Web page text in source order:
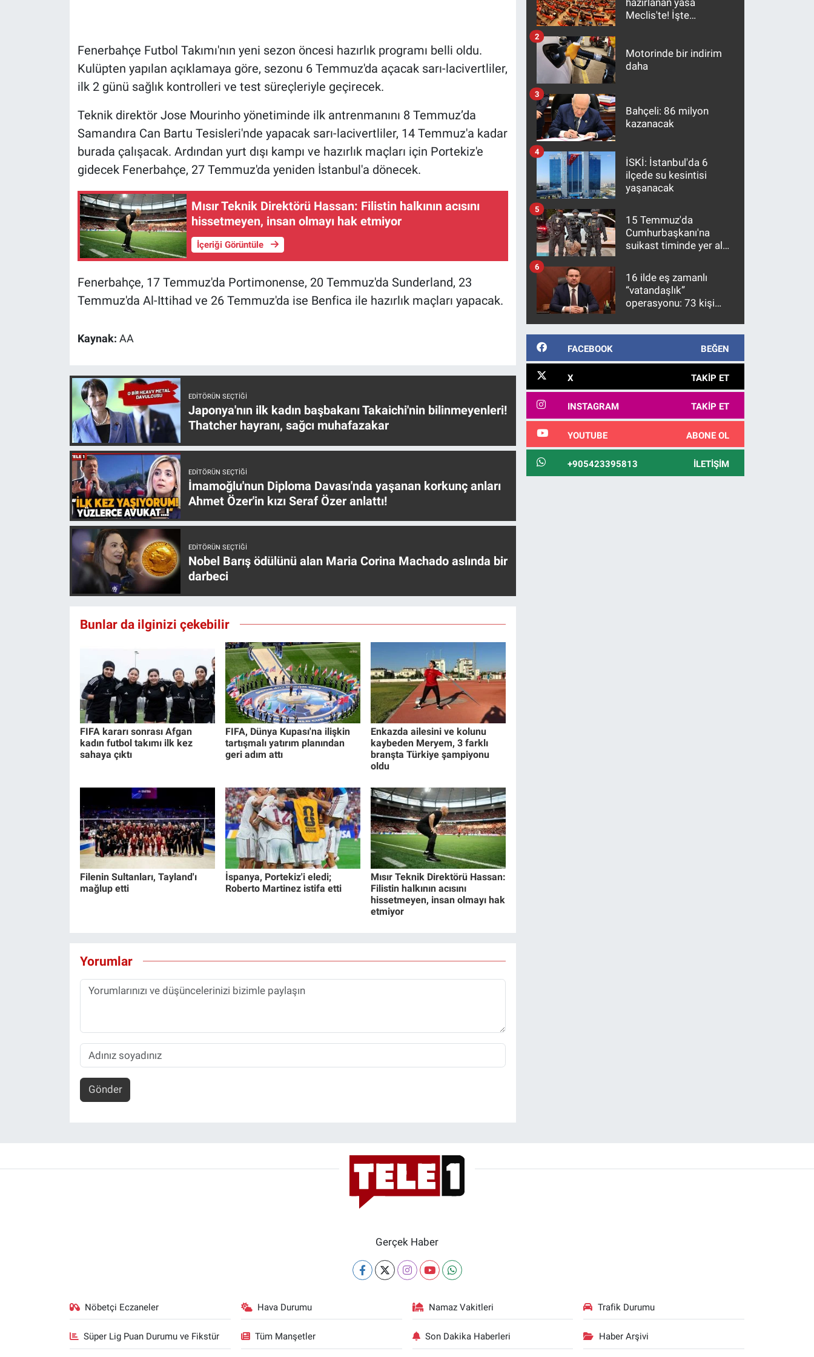
Fenerbahçe Futbol Takımı'nın yeni sezon öncesi hazırlık programı belli oldu.
Kulüpten yapılan açıklamaya göre, sezonu 6 Temmuz'da açacak sarı-lacivertliler,
ilk 2 günü sağlık kontrolleri ve test süreçleriyle geçirecek.
Teknik direktör Jose Mourinho yönetiminde ilk antrenmanını 8 Temmuz’da
Samandıra Can Bartu Tesisleri'nde yapacak sarı-lacivertliler, 14 Temmuz'a kadar
burada çalışacak. Ardından yurt dışı kampı ve hazırlık maçları için Portekiz'e
gidecek Fenerbahçe, 27 Temmuz'da yeniden İstanbul'a dönecek.
Mısır Teknik Direktörü Hassan: Filistin halkının acısını
hissetmeyen, insan olmayı hak etmiyor
İçeriği Görüntüle
Fenerbahçe, 17 Temmuz'da Portimonense, 20 Temmuz'da Sunderland, 23
Temmuz'da Al-Ittihad ve 26 Temmuz'da ise Benfica ile hazırlık maçları yapacak.
Kaynak: AA
EDITÖRÜN SEÇTIĞI
Japonya'nın ilk kadın başbakanı Takaichi'nin bilinmeyenleri!
Thatcher hayranı, sağcı muhafazakar
EDITÖRÜN SEÇTIĞI
İmamoğlu'nun Diploma Davası'nda yaşanan korkunç anları
Ahmet Özer'in kızı Seraf Özer anlattı!
EDITÖRÜN SEÇTIĞI
Nobel Barış ödülünü alan Maria Corina Machado aslında bir
darbeci
Bunlar da ilginizi çekebilir
FIFA kararı sonrası Afgan
kadın futbol takımı ilk kez
sahaya çıktı
FIFA, Dünya Kupası'na ilişkin
tartışmalı yatırım planından
geri adım attı
Enkazda ailesini ve kolunu
kaybeden Meryem, 3 farklı
branşta Türkiye şampiyonu
oldu
Filenin Sultanları, Tayland'ı
mağlup etti
İspanya, Portekiz'i eledi;
Roberto Martinez istifa etti
Mısır Teknik Direktörü Hassan:
Filistin halkının acısını
hissetmeyen, insan olmayı hak
etmiyor
Yorumlar
Gönder
Meclis'te! İşte
Motorinde bir indirim
daha
2
Bahçeli: 86 milyon
kazanacak
3
İSKİ: İstanbul'da 6
ilçede su kesintisi
yaşanacak
4
15 Temmuz'da
Cumhurbaşkanı'na
suikast timinde yer alan
10 yıl sonra yakalandı
5
16 ilde eş zamanlı
“vatandaşlık”
operasyonu: 73 kişi
6
FACEBOOK BEĞEN
X TAKIP ET
INSTAGRAM TAKIP ET
YOUTUBE ABONE OL
+905423395813 İLETIŞIM
Gerçek Haber
Nöbetçi Eczaneler Hava Durumu Namaz Vakitleri Trafik Durumu
Süper Lig Puan Durumu ve Fikstür Tüm Manşetler Son Dakika Haberleri Haber Arşivi
Kültür Sanat
Ne demişti
Programlar
Teknoloji
Türkiye'nin Geleceği
Türkiye'nin Gündemi
Yerel Gündem
Yerel Yaşam
Canlı Yayın